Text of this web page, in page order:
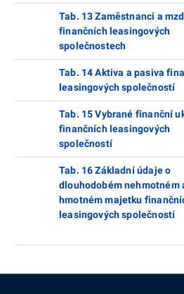
Tab. 13 Zaměstnanci a
finančních leasingových
společnostech
Tab. 14 Aktiva a pasiva
leasingových společností
Tab. 15 Vybrané finanční
finančních leasingových
společností
Tab. 16 Základní údaje o
dlouhodobém nehmotném
hmotném majetku
leasingových společností